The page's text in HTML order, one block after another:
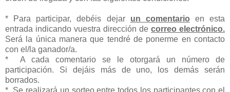
* Para participar, debéis dejar un comentario en esta
entrada indicando vuestra dirección de correo electrónico.
Será la única manera que tendré de ponerme en contacto
con el/la ganador/a.
* A cada comentario se le otorgará un número de
participación. Si dejáis más de uno, los demás serán
borrados.